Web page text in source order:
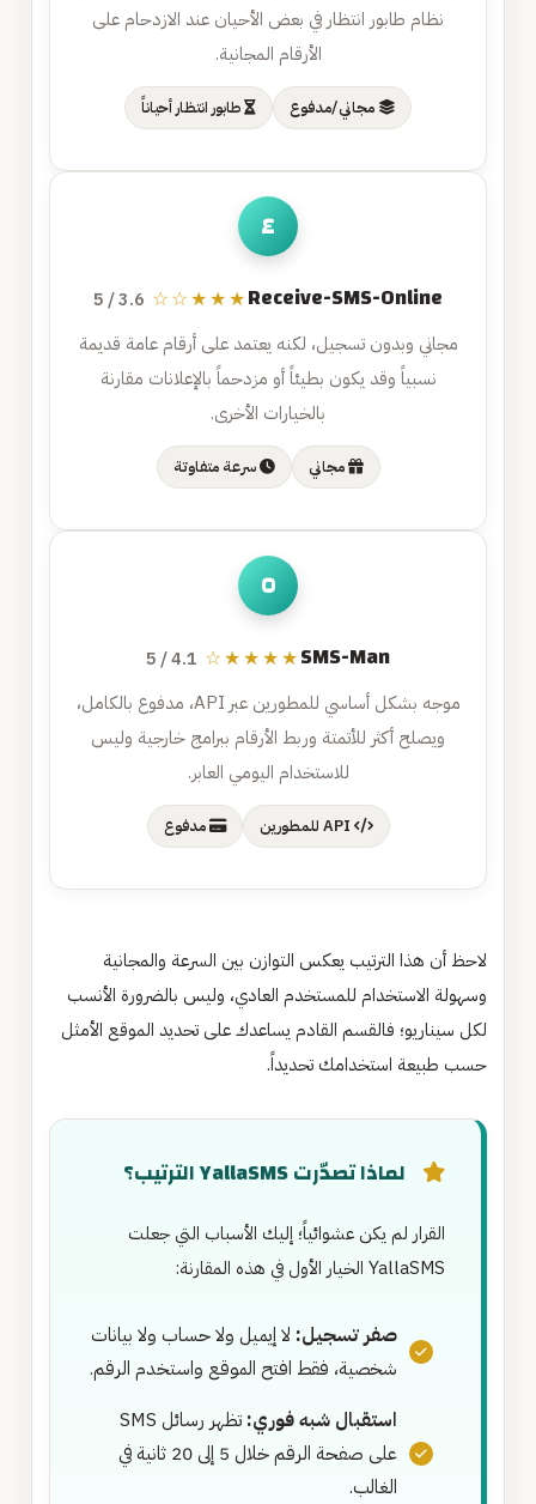
نظام طابور انتظار في بعض الأحيان عند الازدحام على
الأرقام المجانية.
مجاني/مدفوع طابور انتظار أحياناً
٤
Receive-SMS-Online
★★★☆☆
3.6 / 5
مجاني وبدون تسجيل، لكنه يعتمد على أرقام عامة قديمة
نسبياً وقد يكون بطيئاً أو مزدحماً بالإعلانات مقارنة
بالخيارات الأخرى.
مجاني سرعة متفاوتة
٥
SMS-Man
★★★★☆
4.1 / 5
موجه بشكل أساسي للمطورين عبر API، مدفوع بالكامل،
ويصلح أكثر للأتمتة وربط الأرقام ببرامج خارجية وليس
للاستخدام اليومي العابر.
مدفوع
لاحظ أن هذا الترتيب يعكس التوازن بين السرعة والمجانية
وسهولة الاستخدام للمستخدم العادي، وليس بالضرورة الأنسب
لكل سيناريو؛ فالقسم القادم يساعدك على تحديد الموقع الأمثل
حسب طبيعة استخدامك تحديداً.
لماذا تصدّرت YallaSMS الترتيب؟
القرار لم يكن عشوائياً؛ إليك الأسباب التي جعلت
YallaSMS الخيار الأول في هذه المقارنة:
صفر تسجيل: لا إيميل ولا حساب ولا بيانات
شخصية، فقط افتح الموقع واستخدم الرقم.
استقبال شبه فوري:
تظهر رسائل SMS
على صفحة الرقم خلال 5 إلى 20 ثانية في
الغالب.